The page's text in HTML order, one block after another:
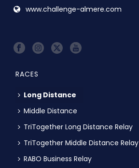
www.challenge-almere.com
RACES
Long Distance
Middle Distance
TriTogether Long Distance Relay
TriTogether Middle Distance Relay
RABO Business Relay